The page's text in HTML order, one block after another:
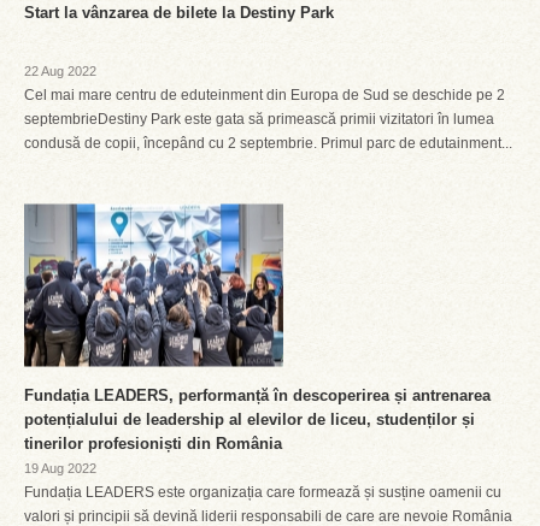
Start la vânzarea de bilete la Destiny Park
22 Aug 2022
Cel mai mare centru de eduteinment din Europa de Sud se deschide pe 2
septembrieDestiny Park este gata să primească primii vizitatori în lumea
condusă de copii, începând cu 2 septembrie. Primul parc de edutainment...
Fundația LEADERS, performanță în descoperirea și antrenarea
potențialului de leadership al elevilor de liceu, studenților și
tinerilor profesioniști din România
19 Aug 2022
Fundația LEADERS este organizația care formează și susține oamenii cu
valori și principii să devină liderii responsabili de care are nevoie România